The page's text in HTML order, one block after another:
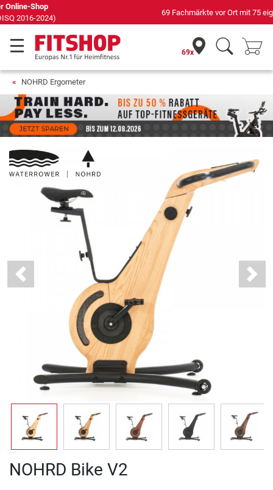
69 Fachmärkte vor Ort mit 75 eigenen Servicetechnikern
69x
NOHRD Ergometer
Previous Next
NOHRD Bike V2